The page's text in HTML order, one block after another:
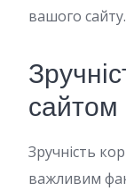
вашого сайту.
сайтом
Зручність
важливим